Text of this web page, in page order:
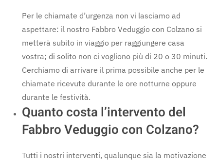
Per le chiamate d’urgenza non vi lasciamo ad
aspettare: il nostro Fabbro Veduggio con Colzano si
metterà subito in viaggio per raggiungere casa
vostra; di solito non ci vogliono più di 20 o 30 minuti.
Cerchiamo di arrivare il prima possibile anche per le
chiamate ricevute durante le ore notturne oppure
durante le festività.
Quanto costa l’intervento del
Fabbro Veduggio con Colzano?
Tutti i nostri interventi, qualunque sia la motivazione